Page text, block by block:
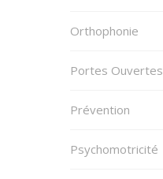
Orthophonie
Portes Ouvertes
Prévention
Psychomotricité